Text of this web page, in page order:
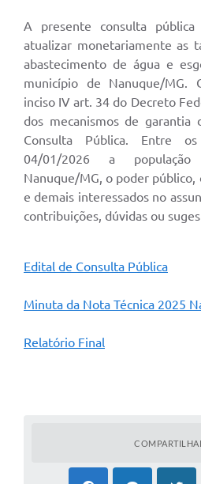
A presente consulta
atualizar monetariamente as
abastecimento de água e
município de Nanuque/MG.
inciso IV art. 34 do Decreto
dos mecanismos de garantia
Consulta Pública. Entre
04/01/2026 a
Nanuque/MG, o poder público,
e demais interessados no
contribuições, dúvidas ou
Edital de Consulta Pública
Minuta da Nota Técnica 2025
Relatório Final